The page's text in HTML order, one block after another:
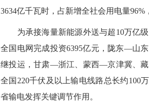
3634亿千瓦时，占新增全社会用电量96%
为承接海量新能源外送与超10万亿级
全国电网完成投资6395亿元，陇东—山
继投运，甘肃—浙江、蒙西—京津冀、藏
全国220千伏及以上输电线路总长约100
省输电发挥关键调节作用。